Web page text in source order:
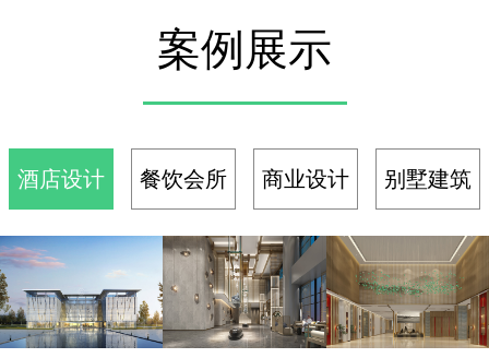
案例展示
酒店设计 餐饮会所 商业设计 别墅建筑